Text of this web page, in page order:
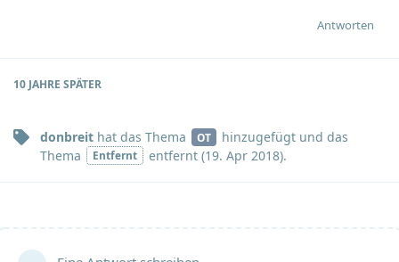
Antworten
10 JAHRE SPÄTER
donbreit hat das Thema OT hinzugefügt und das
Thema
Entfernt entfernt (19. Apr 2018).